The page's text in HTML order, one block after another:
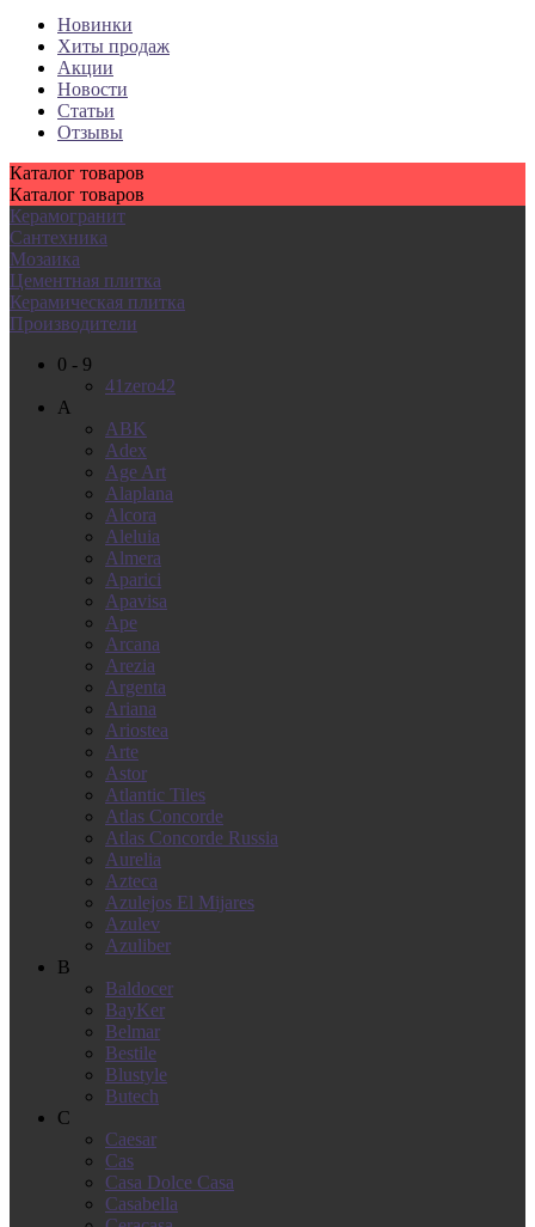
Новинки
Хиты продаж
Акции
Новости
Статьи
Отзывы
Каталог товаров
Каталог товаров
Керамогранит
Сантехника
Мозаика
Цементная плитка
Керамическая плитка
Производители
0 - 9
41zero42
A
ABK
Adex
Age Art
Alaplana
Alcora
Aleluia
Almera
Aparici
Apavisa
Ape
Arcana
Arezia
Argenta
Ariana
Ariostea
Arte
Astor
Atlantic Tiles
Atlas Concorde
Atlas Concorde Russia
Aurelia
Azteca
Azulejos El Mijares
Azulev
Azuliber
B
Baldocer
BayKer
Belmar
Bestile
Blustyle
Butech
C
Caesar
Cas
Casa Dolce Casa
Casabella